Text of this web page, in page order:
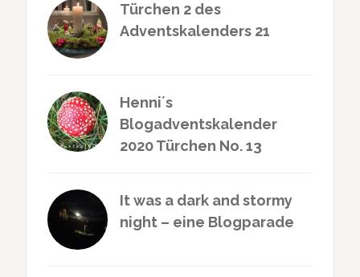
Türchen 2 des
Adventskalenders 21
Henni´s
Blogadventskalender
2020 Türchen No. 13
It was a dark and stormy
night – eine Blogparade